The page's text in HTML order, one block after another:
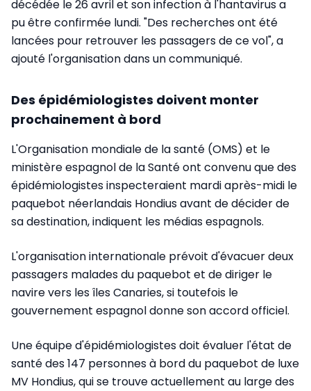
décédée le 26 avril et son infection à l'hantavirus a
pu être confirmée lundi. "Des recherches ont été
lancées pour retrouver les passagers de ce vol", a
ajouté l'organisation dans un communiqué.
Des épidémiologistes doivent monter
prochainement à bord
L'Organisation mondiale de la santé (OMS) et le
ministère espagnol de la Santé ont convenu que des
épidémiologistes inspecteraient mardi après-midi le
paquebot néerlandais Hondius avant de décider de
sa destination, indiquent les médias espagnols.
L'organisation internationale prévoit d'évacuer deux
passagers malades du paquebot et de diriger le
navire vers les îles Canaries, si toutefois le
gouvernement espagnol donne son accord officiel.
Une équipe d'épidémiologistes doit évaluer l'état de
santé des 147 personnes à bord du paquebot de luxe
MV Hondius, qui se trouve actuellement au large des